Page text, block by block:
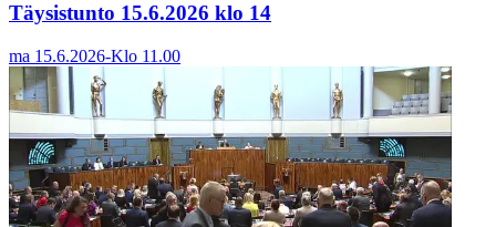
Täysistunto 15.6.2026 klo 14
ma 15.6.2026-Klo 11.00